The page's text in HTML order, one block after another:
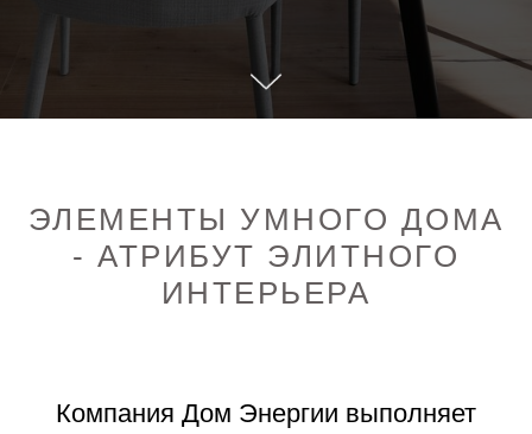
ЭЛЕМЕНТЫ УМНОГО ДОМА
- АТРИБУТ ЭЛИТНОГО
ИНТЕРЬЕРА
Компания Дом Энергии выполняет